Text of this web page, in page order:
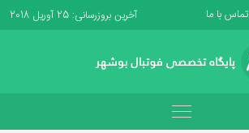
تماس با ما آخرین بروزرسانی: 25 آوریل 2018